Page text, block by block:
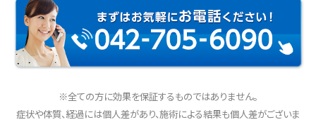
※全ての方に効果を保証するものではありません。
症状や体質、経過には個人差があり、施術による結果も個人差がございま